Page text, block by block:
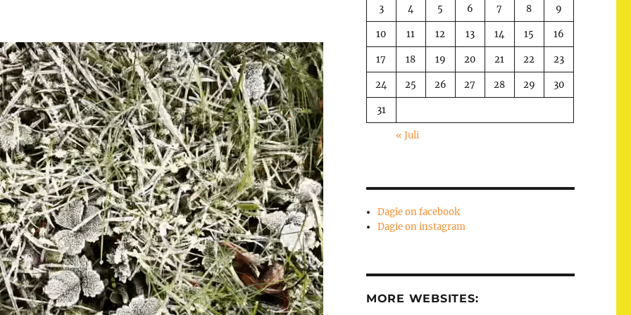
3 4 5 6 7 8 9
10 11 12 13 14 15 16
17 18 19 20 21 22 23
24 25 26 27 28 29 30
31
« Juli
Dagie on facebook
Dagie on instagram
MORE WEBSITES: